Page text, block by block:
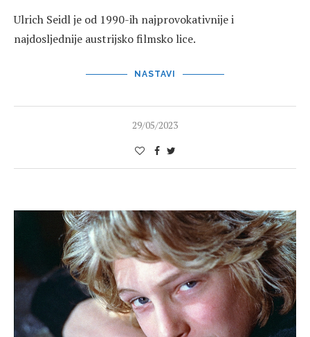
Ulrich Seidl je od 1990-ih najprovokativnije i
najdosljednije austrijsko filmsko lice.
NASTAVI
29/05/2023